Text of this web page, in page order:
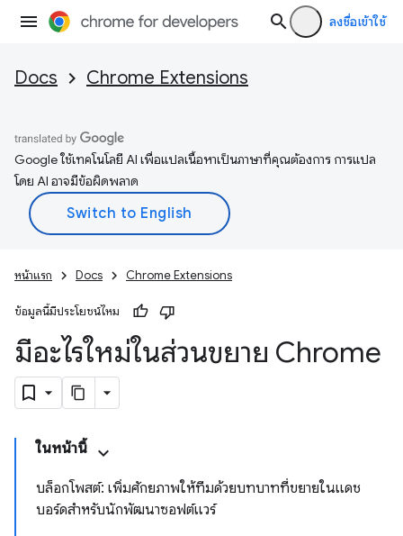
ลงชื่อเข้าใช้
Docs Chrome Extensions
Google ใช้เทคโนโลยี AI เพื่อแปลเนื้อหาเป็นภาษาที่คุณต้องการ การแปล
โดย AI อาจมีข้อผิดพลาด
หน้าแรก Docs Chrome Extensions
ข้อมูลนี้มีประโยชน์ไหม
มีอะไรใหม่ในส่วนขยาย Chrome
ในหน้านี้
บล็อกโพสต์: เพิ่มศักยภาพให้ทีมด้วยบทบาทที่ขยายในแดช
บอร์ดสำหรับนักพัฒนาซอฟต์แวร์